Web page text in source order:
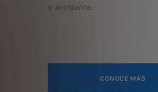
o accidente.
CONOCE MÁS